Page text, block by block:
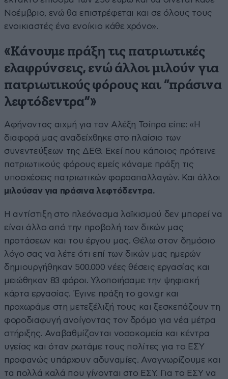
Νοέμβριο, ενώ θα επιστρέφεται και σε όλους τους
ενοικιαστές ένα ενοίκιο κάθε χρόνο».
«Κάνουμε πράξη τις πατριωτικές
ελαφρύνσεις, ενώ άλλοι μιλούν για
πατριωτικούς φόρους και “πράσινα
λεφτόδεντρα”»
Αφήνοντας αιχμή για τον Αλέξη Τσίπρα είπε: «Η
διαφορά μας αναδείχθηκε στο πλαίσιο των
συνεντεύξεων της ΔΕΘ. Εκεί που κάποιος πρότεινε
πατριωτικούς φόρους εμείς κάναμε πράξη τις
υποσχέσεις πατριωτικών φοροαπαλλαγών. Και άλλοι
μιλούσαν για πράσινα λεφτόδεντρα.
Η αντίστιξη στο πλεόνασμα λαϊκισμού δεν μπορεί να
είναι άλλο από την προβολή των δικών μας
προτάσεων και του έργου μας. Θέλω στον δημόσιο
λόγο σας να λέτε ότι επί των δικών μας ημερών
δημιουργήθηκαν 500.000 νέες θέσεις εργασίας και
μειώθηκαν 83 φόροι. Υλοποιήσαμε την ψηφιακή
κάρτα εργασίας. Έγινε πράξη το gov.gr και
προχωράμε στη μετεξέλιξή τους και ξεσκεπάζουν τη
φοροδιαφυγή ανοίγοντας τον δρόμο για νέα μέτρα
στήριξης. Αναβαθμίζονται νοσοκομεία και κέντρα
υγείας και όταν ρωτάμε τους πολίτες για το ΕΣΥ
προφανώς υπάρχουν αδυναμίες. Αναγνωρίζουμε και
τα πολλά καλά που γίνονται στο ΕΣΥ. Για το ΕΣΥ να